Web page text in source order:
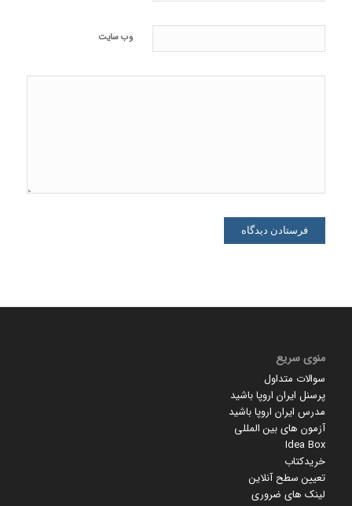
وب‌ سایت
منوی سریع
سوالات متداول
پرسنل ایران اروپا باشید
مدرس ایران اروپا باشید
آزمون های بین المللی
Idea Box
خریدکتاب
تعیین سطح آنلاین
لینک های ضروری